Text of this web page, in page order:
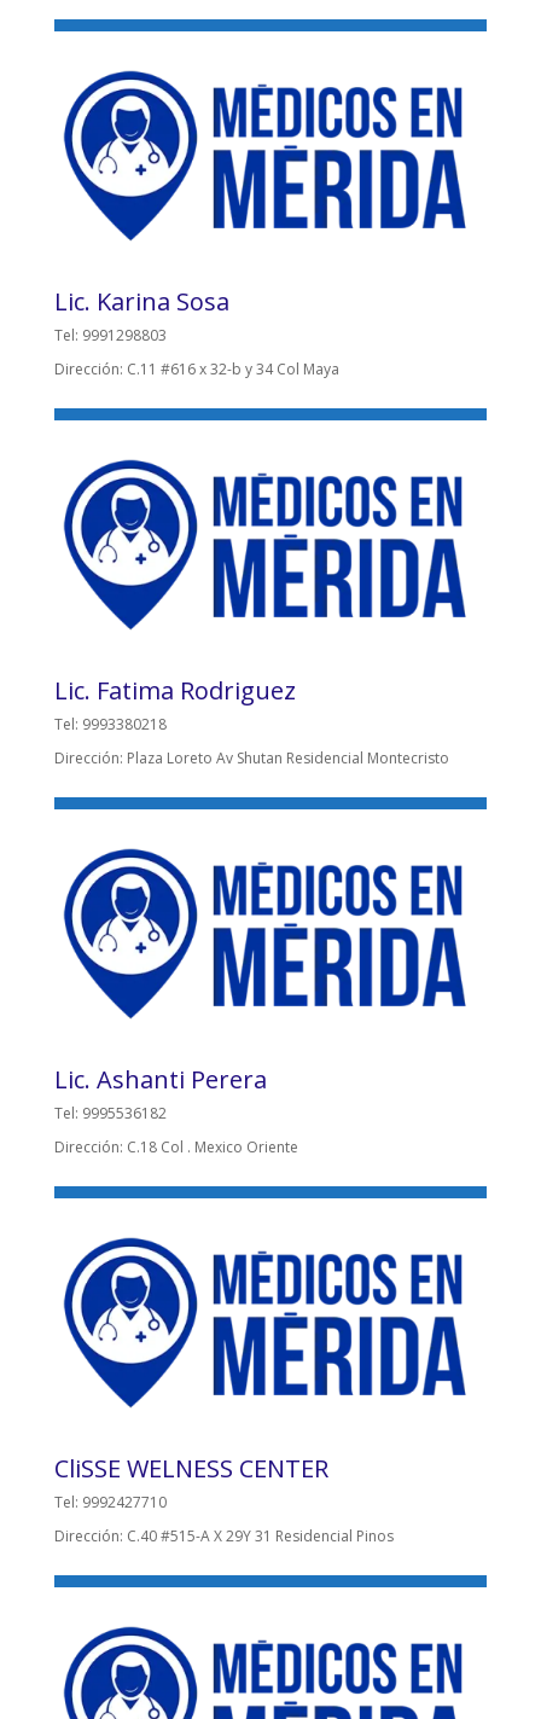
Lic. Karina Sosa
Tel: 9991298803
Dirección: C.11 #616 x 32-b y 34 Col Maya
Lic. Fatima Rodriguez
Tel: 9993380218
Dirección: Plaza Loreto Av Shutan Residencial Montecristo
Lic. Ashanti Perera
Tel: 9995536182
Dirección: C.18 Col . Mexico Oriente
CliSSE WELNESS CENTER
Tel: 9992427710
Dirección: C.40 #515-A X 29Y 31 Residencial Pinos